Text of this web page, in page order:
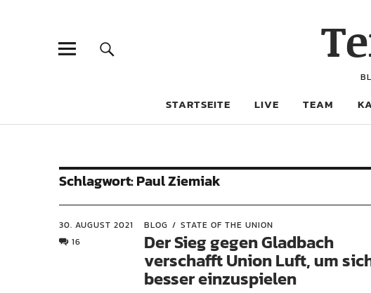
STARTSEITE LIVE TEAM
Schlagwort:Paul Ziemiak
30. AUGUST 2021
16
BLOG STATE OF THE UNION
Der Sieg gegen Gladbach
verschafft Union Luft, um
besser einzuspielen